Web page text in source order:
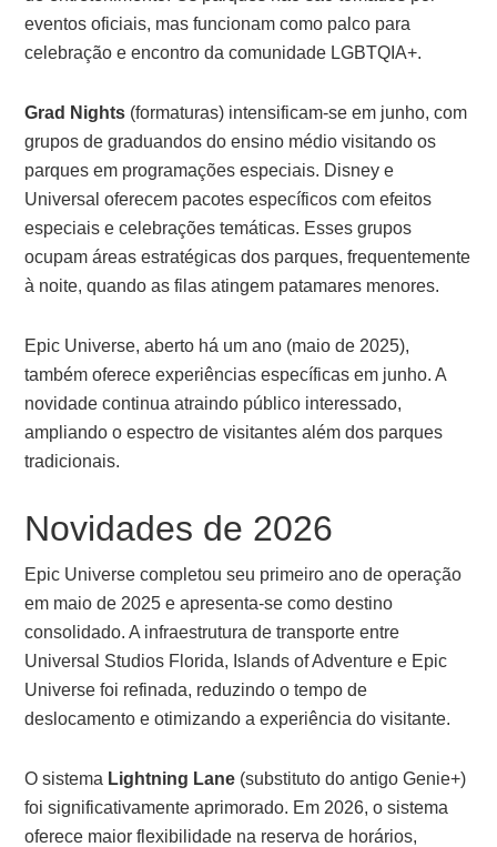
eventos oficiais, mas funcionam como palco para
celebração e encontro da comunidade LGBTQIA+.
Grad Nights (formaturas) intensificam-se em junho, com
grupos de graduandos do ensino médio visitando os
parques em programações especiais. Disney e
Universal oferecem pacotes específicos com efeitos
especiais e celebrações temáticas. Esses grupos
ocupam áreas estratégicas dos parques, frequentemente
à noite, quando as filas atingem patamares menores.
Epic Universe, aberto há um ano (maio de 2025),
também oferece experiências específicas em junho. A
novidade continua atraindo público interessado,
ampliando o espectro de visitantes além dos parques
tradicionais.
Novidades de 2026
Epic Universe completou seu primeiro ano de operação
em maio de 2025 e apresenta-se como destino
consolidado. A infraestrutura de transporte entre
Universal Studios Florida, Islands of Adventure e Epic
Universe foi refinada, reduzindo o tempo de
deslocamento e otimizando a experiência do visitante.
O sistema Lightning Lane (substituto do antigo Genie+)
foi significativamente aprimorado. Em 2026, o sistema
oferece maior flexibilidade na reserva de horários,